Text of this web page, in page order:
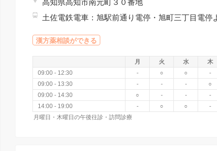
高知県高知市南元町３０番地
漢方薬相談ができる
月 火 水
木
09:00 - 12:30
- ○ ○
-
09:00 - 13:30
- - -
○
09:00 - 14:30
○ - -
-
14:00 - 19:00
- ○ ○
-
月曜日・木曜日の午後往診・訪問診療